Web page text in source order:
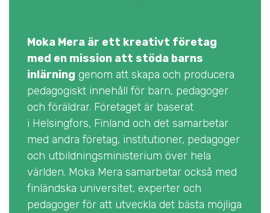
Moka Mera är ett kreativt företag
med en mission att stöda barns
inlärning genom att skapa och producera
pedagogiskt innehåll för barn, pedagoger
och föräldrar. Företaget är baserat
i Helsingfors, Finland och det samarbetar
med andra företag, institutioner, pedagoger
och utbildningsministerium över hela
världen. Moka Mera samarbetar också med
finländska universitet, experter och
pedagoger för att utveckla det bästa möjliga